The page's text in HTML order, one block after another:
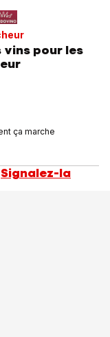
vins pour les
ça marche
Signalez-la